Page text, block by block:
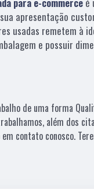
apresentação
usadas remetem à
e possuir
de uma forma
além dos
contato conosco.